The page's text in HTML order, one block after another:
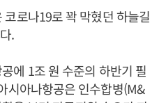
로나19로 꽉 막혔던 하늘길
.
에 1조 원 수준의 하반기 필
시아나항공은 인수합병(M&